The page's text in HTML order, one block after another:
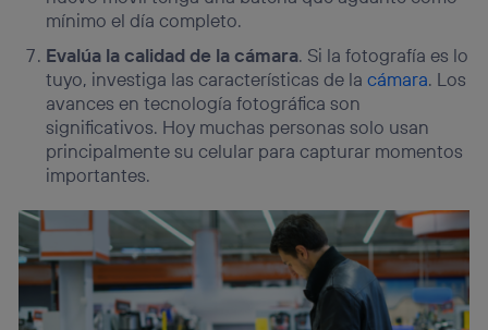
mínimo el día completo.
Evalúa la calidad de la cámara. Si la fotografía es lo
tuyo, investiga las características de lacámara. Los
avances en tecnología fotográfica son
significativos. Hoy muchas personas solo usan
principalmente su celular para capturar momentos
importantes.